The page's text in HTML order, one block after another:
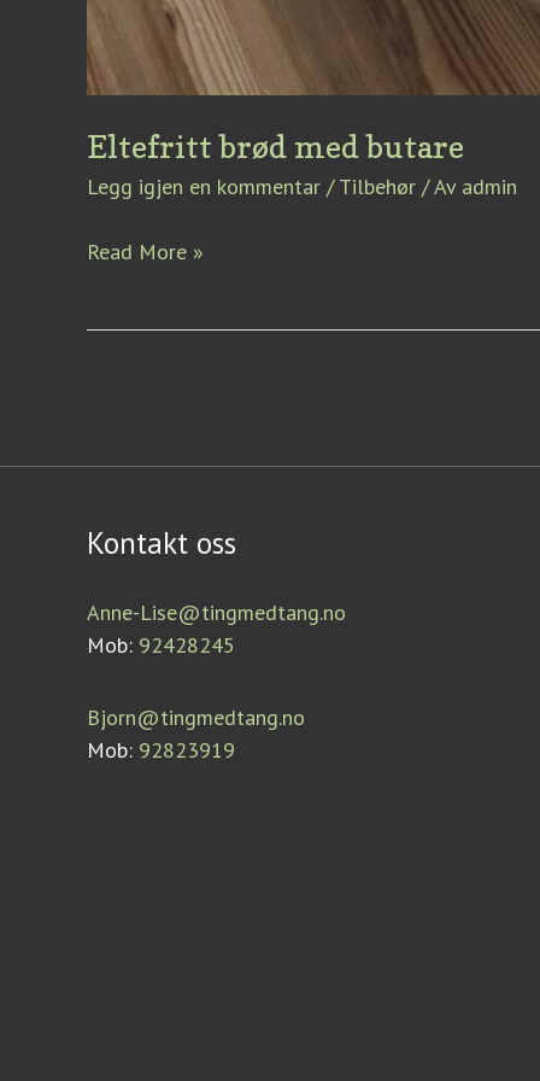
Eltefritt brød med butare
Legg igjen en kommentar /Tilbehør / Av admin
Read More »
Kontakt oss
Anne-Lise@tingmedtang.no
Mob: 92428245
Bjorn@tingmedtang.no
Mob: 92823919